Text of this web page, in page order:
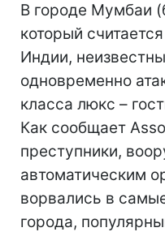
В городе Мумбаи
который
Индии,
одновременно
класса люкс –
Как сообщает
преступники,
автоматическим
ворвались в
города,